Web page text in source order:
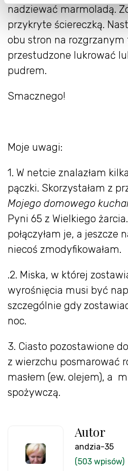
nadziewać marmoladą.
przykryte ściereczką.
obu stron na rozgrzanym
przestudzone lukrować
pudrem.
Smacznego!
Moje uwagi:
1. W netcie znalazłam
pączki. Skorzystałam z
Mojego domowego
Pyni 65 z Wielkiego
połączyłam je, a jeszcze
niecoś zmodyfikowałam.
.2. Miska, w której
wyrośnięcia musi być
szczególnie gdy
noc.
3. Ciasto pozostawione
z wierzchu posmarować
masłem (ew. olejem), a
spożywczą.
Autor
andzia-35
(503 wpisów)